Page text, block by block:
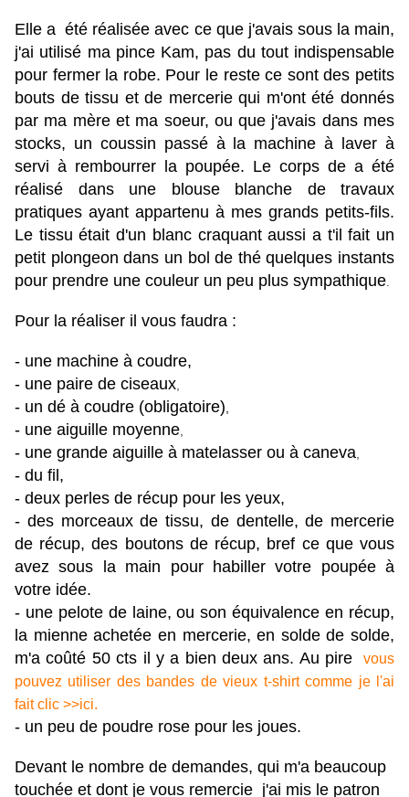
Elle a été réalisée avec ce que j'avais sous la main,
j'ai utilisé ma pince Kam, pas du tout indispensable
pour fermer la robe. Pour le reste ce sont des petits
bouts de tissu et de mercerie qui m'ont été donnés
par ma mère et ma soeur, ou que j'avais dans mes
stocks, un coussin passé à la machine à laver à
servi à rembourrer la poupée. Le corps de a été
réalisé dans une blouse blanche de travaux
pratiques ayant appartenu à mes grands petits-fils.
Le tissu était d'un blanc craquant aussi a t'il fait un
petit plongeon dans un bol de thé quelques instants
pour prendre une couleur un peu plus sympathique
Pour la réaliser il vous faudra :
- une machine à coudre,
- une paire de ciseaux
- un dé à coudre (obligatoire)
- une aiguille moyenne
- une grande aiguille à matelasser ou à caneva
- du fil,
- deux perles de récup pour les yeux,
- des morceaux de tissu, de dentelle, de mercerie
de récup, des boutons de récup, bref ce que vous
avez sous la main pour habiller votre poupée à
votre idée.
- une pelote de laine, ou son équivalence en récup,
la mienne achetée en mercerie, en solde de solde,
m'a coûté 50 cts il y a bien deux ans. Au pire
vous
pouvez utiliser des bandes de vieux t-shirt comme je l'ai
fait clic >>ici.
- un peu de poudre rose pour les joues.
Devant le nombre de demandes, qui m'a beaucoup
touchée et dont je vous remercie j'ai mis le patron